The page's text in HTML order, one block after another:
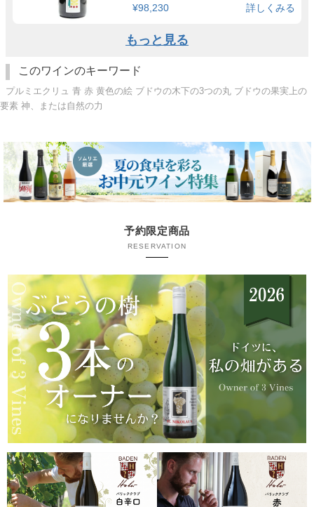
¥98,230 詳しくみる
もっと見る
このワインのキーワード
プルミエクリュ 青 赤 黄色の絵 ブドウの木下の3つの丸 ブドウの果実上の
要素 神、または自然の力
予約限定商品
RESERVATION